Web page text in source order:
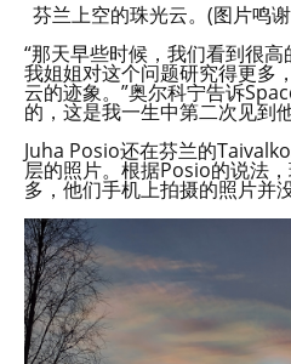
芬兰上空的珠光云。(图片鸣
“那天早些时候，我们看到很高
我姐姐对这个问题研究得更多
云的迹象。”奥尔科宁告诉
的，这是我一生中第二次见到
Juha Posio还在芬兰的
层的照片。根据Posio的说法
多，他们手机上拍摄的照片并